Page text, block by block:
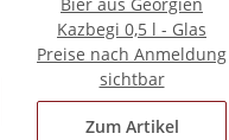
Kazbegi 0,5 l - Glas
Preise nach Anmeldung
sichtbar
Zum Artikel